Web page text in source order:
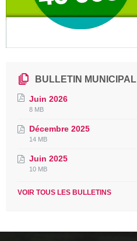
BULLETIN MUNICIPAL
Juin 2026
File
pdf
File
8 MB
Décembre 2025
File
pdf
File
14 MB
Juin 2025
File
pdf
File
10 MB
VOIR TOUS LES BULLETINS